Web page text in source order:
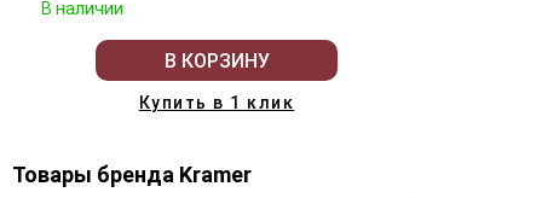
В наличии
В КОРЗИНУ
Купить в 1 клик
Товары бренда Kramer